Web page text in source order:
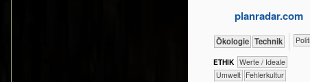
planradar.com
​​​​​​​Ökologie ​Technik
ETHIK ​​​​​​​​Werte / Ideale
​​​​​Umwelt ​​Fehlerkultur